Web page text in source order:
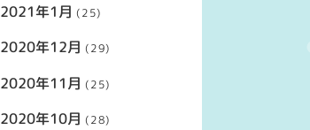
2021年1月 (25)
2020年12月 (29)
2020年11月 (25)
2020年10月 (28)